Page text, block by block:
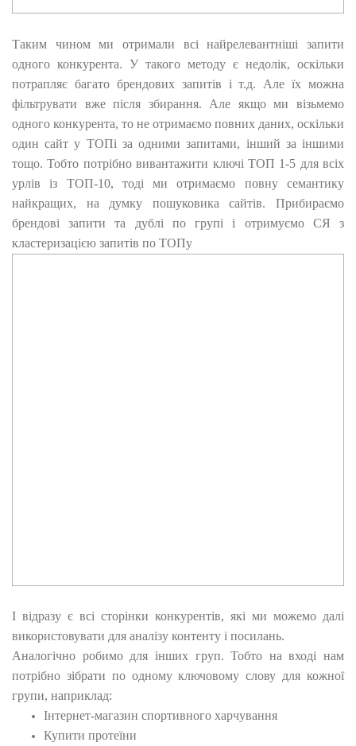
Таким чином ми отримали всі найрелевантніші запити
одного конкурента. У такого методу є недолік, оскільки
потрапляє багато брендових запитів і т.д. Але їх можна
фільтрувати вже після збирання. Але якщо ми візьмемо
одного конкурента, то не отримаємо повних даних, оскільки
один сайт у ТОПі за одними запитами, інший за іншими
тощо. Тобто потрібно вивантажити ключі ТОП 1-5 для всіх
урлів із ТОП-10, тоді ми отримаємо повну семантику
найкращих, на думку пошуковика сайтів. Прибираємо
брендові запити та дублі по групі і отримуємо СЯ з
кластеризацією запитів по ТОПу
І відразу є всі сторінки конкурентів, які ми можемо далі
використовувати для аналізу контенту і посилань.
Аналогічно робимо для інших груп. Тобто на вході нам
потрібно зібрати по одному ключовому слову для кожної
групи, наприклад:
Інтернет-магазин спортивного харчування
Купити протеїни